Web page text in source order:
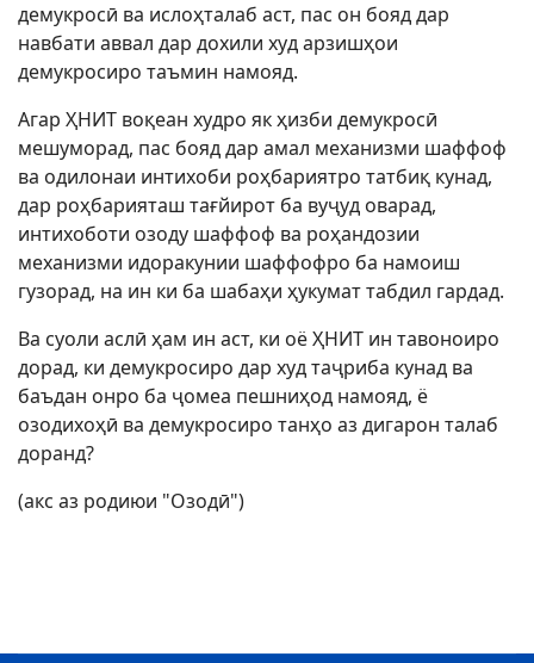
демукросӣ ва ислоҳталаб аст, пас он бояд дар
навбати аввал дар дохили худ арзишҳои
демукросиро таъмин намояд.
Агар ҲНИТ воқеан худро як ҳизби демукросӣ
мешуморад, пас бояд дар амал механизми шаффоф
ва одилонаи интихоби роҳбариятро татбиқ кунад,
дар роҳбарияташ тағйирот ба вуҷуд оварад,
интихоботи озоду шаффоф ва роҳандозии
механизми идоракунии шаффофро ба намоиш
гузорад, на ин ки ба шабаҳи ҳукумат табдил гардад.
Ва суоли аслӣ ҳам ин аст, ки оё ҲНИТ ин тавоноиро
дорад, ки демукросиро дар худ таҷриба кунад ва
баъдан онро ба ҷомеа пешниҳод намояд, ё
озодихоҳӣ ва демукросиро танҳо аз дигарон талаб
доранд?
(акс аз родиюи "Озодӣ")